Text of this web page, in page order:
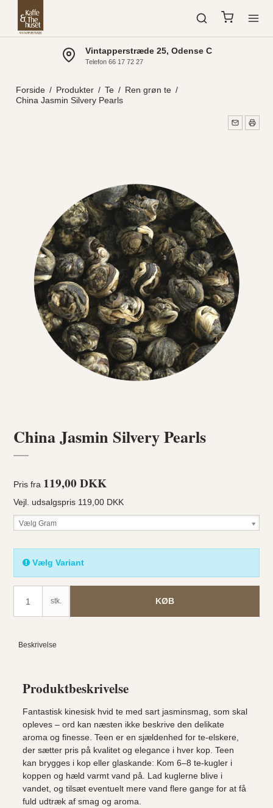
Vintapperstræde 25, Odense C
Telefon 66 17 72 27
Forside / Produkter / Te / Ren grøn te /
China Jasmin Silvery Pearls
China Jasmin Silvery Pearls
Pris fra 119,00 DKK
Vejl. udsalgspris 119,00 DKK
Vælg Gram
Vælg Variant
stk. KØB
Beskrivelse
Produktbeskrivelse
Fantastisk kinesisk hvid te med sart jasminsmag, som skal
opleves – ord kan næsten ikke beskrive den delikate
aroma og finesse. Teen er en sjældenhed for te-elskere,
der sætter pris på kvalitet og elegance i hver kop. Teen
kan brygges i kop eller glaskande: Kom 6–8 te-kugler i
koppen og hæld varmt vand på. Lad kuglerne blive i
vandet, og tilsæt eventuelt mere vand flere gange for at få
fuld udtræk af smag og aroma.